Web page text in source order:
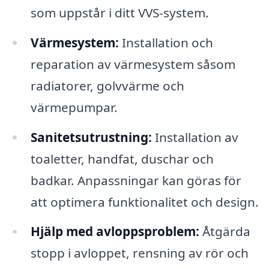
som uppstår i ditt VVS-system.
Värmesystem: Installation och
reparation av värmesystem såsom
radiatorer, golvvärme och
värmepumpar.
Sanitetsutrustning: Installation av
toaletter, handfat, duschar och
badkar. Anpassningar kan göras för
att optimera funktionalitet och design.
Hjälp med avloppsproblem: Åtgärda
stopp i avloppet, rensning av rör och